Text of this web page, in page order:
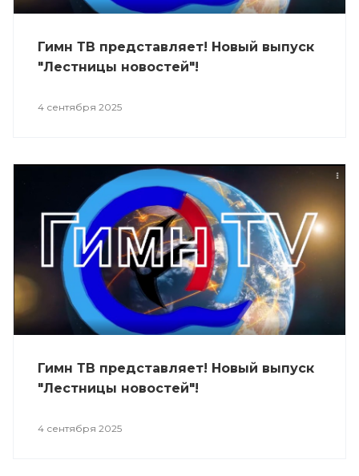
Гимн ТВ представляет! Новый выпуск
"Лестницы новостей"!
4 сентября 2025
Гимн ТВ представляет! Новый выпуск
"Лестницы новостей"!
4 сентября 2025